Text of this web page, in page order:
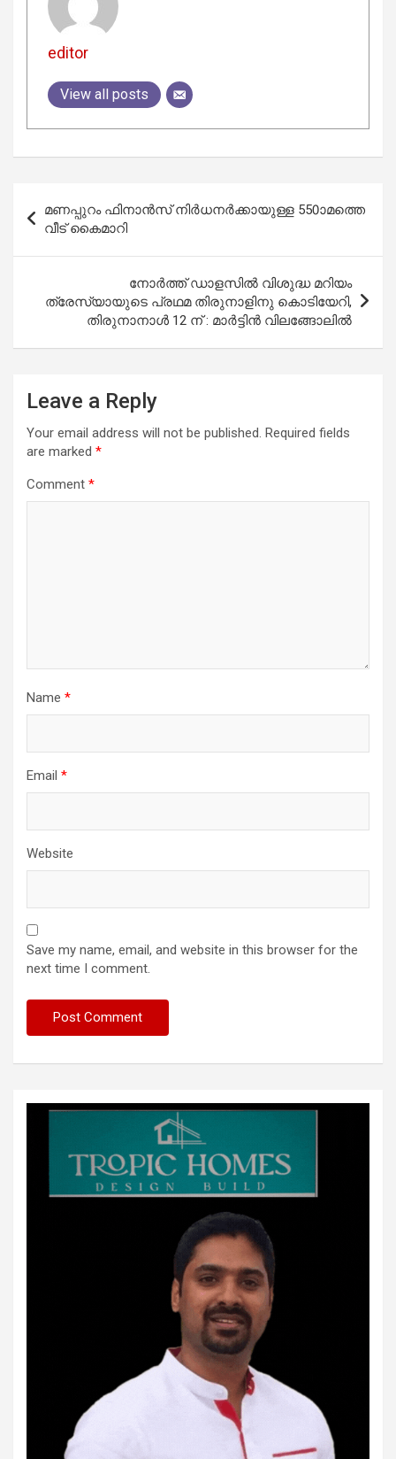
editor
View all posts
navigation
മണപ്പുറം ഫിനാന്‍സ് നിര്‍ധനര്‍ക്കായുള്ള 550ാമത്തെ
വീട് കൈമാറി
നോർത്ത് ഡാളസിൽ വിശുദ്ധ മറിയം
ത്രേസ്യായുടെ പ്രഥമ തിരുനാളിനു കൊടിയേറി,
തിരുനാനാൾ 12 ന് : മാർട്ടിൻ വിലങ്ങോലിൽ
Leave a Reply
Your email address will not be published. Required fields
are marked *
Comment *
Name *
Email *
Website
Save my name, email, and website in this browser for the
next time I comment.